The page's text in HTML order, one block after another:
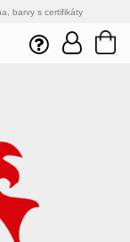
barvy s certifikáty
technologie
zprostředkovatel
zákazníků